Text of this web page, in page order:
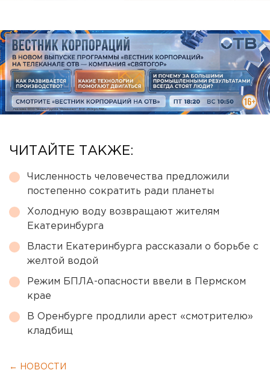
ЧИТАЙТЕ ТАКЖЕ:
Численность человечества предложили
постепенно сократить ради планеты
Холодную воду возвращают жителям
Екатеринбурга
Власти Екатеринбурга рассказали о борьбе с
желтой водой
Режим БПЛА-опасности ввели в Пермском
крае
В Оренбурге продлили арест «смотрителю»
кладбищ
← НОВОСТИ